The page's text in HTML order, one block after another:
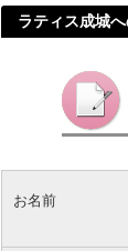
ラティス成城
お名前